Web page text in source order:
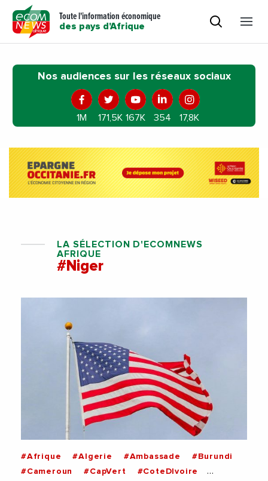
Toute l'information économique
des pays d'Afrique
Nos audiences sur les réseaux sociaux
1M 171,5K 167K 354 17,8K
LA SÉLECTION D'ECOMNEWS
AFRIQUE
#Niger
#Afrique #Algerie #Ambassade
#Burundi
#Cameroun
#CapVert
#CoteDIvoire